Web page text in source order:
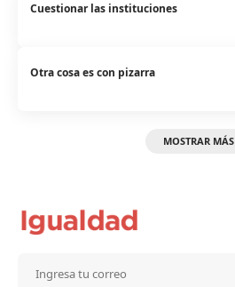
Cuestionar las instituciones
Otra cosa es con pizarra
MOSTRAR MÁS